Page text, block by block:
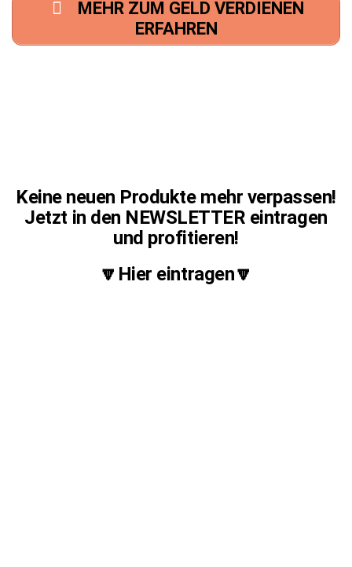
MEHR ZUM GELD VERDIENEN
ERFAHREN
Keine neuen Produkte mehr verpassen!
Jetzt in den NEWSLETTER eintragen
und profitieren!
🔽Hier eintragen🔽